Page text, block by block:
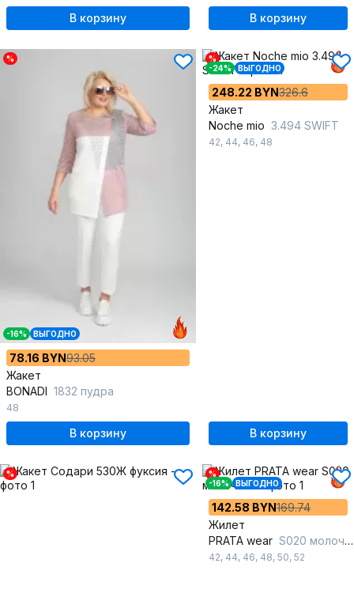
В корзину В корзину
%
-16% ВЫГОДНО
78.16 BYN93.05
Жакет
BONADI 1832 пудра
48
В корзину
%
-24%
ВЫГОДНО
248.22 BYN326.6
Жакет
Noche mio 3.494 SWIFT
42, 44, 46, 48
В корзину
%
%
-16%
ВЫГОДНО
142.58 BYN169.74
Жилет
PRATA wear S020 молочный
42, 44, 46, 48, 50, 52